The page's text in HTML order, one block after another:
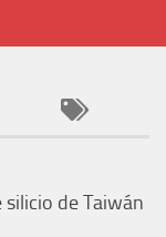
silicio de Taiwán